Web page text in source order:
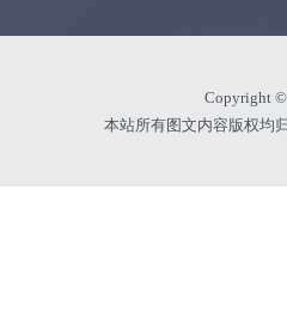
Copyright ©
本站所有图文内容版权均